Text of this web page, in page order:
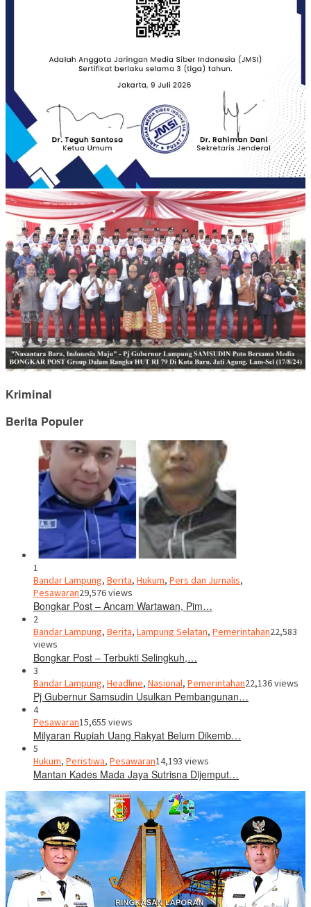
Kriminal
Berita Populer
1
Bandar Lampung, Berita, Hukum, Pers dan Jurnalis,
Pesawaran29,576 views
Bongkar Post – Ancam Wartawan, Pim…
2
Bandar Lampung, Berita, Lampung Selatan, Pemerintahan22,583
views
Bongkar Post – Terbukti Selingkuh,…
3
Bandar Lampung, Headline, Nasional, Pemerintahan22,136 views
Pj Gubernur Samsudin Usulkan Pembangunan…
4
Pesawaran15,655 views
Milyaran Rupiah Uang Rakyat Belum Dikemb…
5
Hukum, Peristiwa, Pesawaran14,193 views
Mantan Kades Mada Jaya Sutrisna Dijemput…